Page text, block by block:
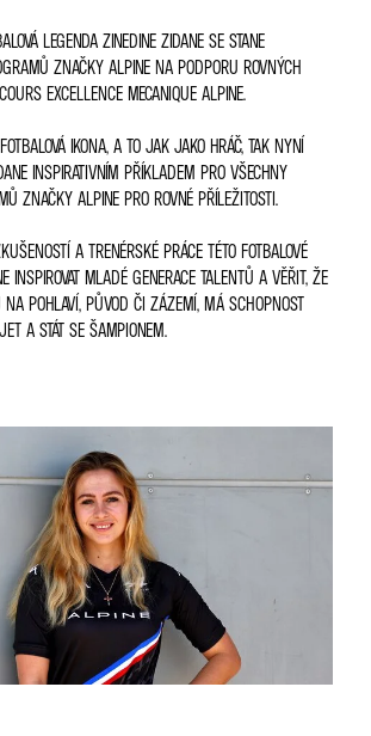
LEGENDA ZINEDINE ZIDANE SE STANE
ZNAČKY ALPINE NA PODPORU ROVNÝCH
EXCELLENCE MECANIQUE ALPINE.
IKONA, A TO JAK JAKO HRÁČ, TAK NYNÍ
INSPIRATIVNÍM PŘÍKLADEM PRO VŠECHNY
ZNAČKY ALPINE PRO ROVNÉ PŘÍLEŽITOSTI.
A TRENÉRSKÉ PRÁCE TÉTO FOTBALOVÉ
INSPIROVAT MLADÉ GENERACE TALENTŮ A VĚŘIT, ŽE
POHLAVÍ, PŮVOD ČI ZÁZEMÍ, MÁ SCHOPNOST
A STÁT SE ŠAMPIONEM.